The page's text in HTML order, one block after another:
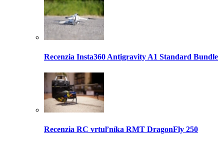
Recenzia Insta360 Antigravity A1 Standard Bundle
Recenzia RC vrtuľníka RMT DragonFly 250